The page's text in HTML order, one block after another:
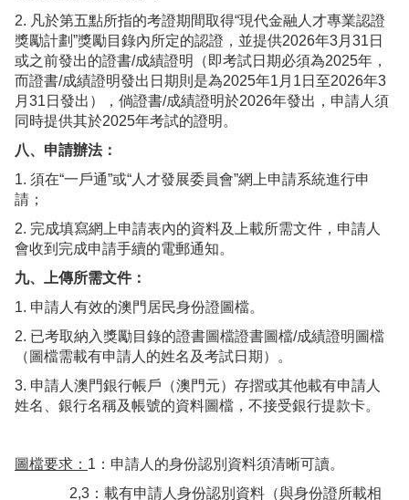
2. 凡於第五點所指的考證期間取得“現代金融人才專業認證
獎勵計劃”獎勵目錄內所定的認證，並提供2026年3月31日
或之前發出的證書/成績證明（即考試日期必須為2025年，
而證書/成績證明發出日期則是為2025年1月1日至2026年3
月31日發出），倘證書/成績證明於2026年發出，申請人須
同時提供其於2025年考試的證明。
八、申請辦法：
1. 須在“一戶通”或“人才發展委員會”網上申請系統進行申
請；
2. 完成填寫網上申請表內的資料及上載所需文件，申請人
會收到完成申請手續的電郵通知。
九、上傳所需文件：
1. 申請人有效的澳門居民身份證圖檔。
2. 已考取納入獎勵目錄的證書圖檔證書圖檔/成績證明圖檔
（圖檔需載有申請人的姓名及考試日期）。
3. 申請人澳門銀行帳戶（澳門元）存摺或其他載有申請人
姓名、銀行名稱及帳號的資料圖檔，不接受銀行提款卡。
圖檔要求： 1：申請人的身份認別資料須清晰可讀。
2,3：載有申請人身份認別資料（與身份證所載相